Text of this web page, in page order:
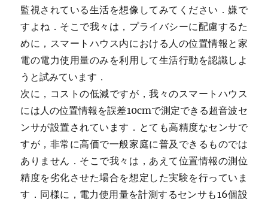
監視されている生活を想像してみてください．嫌で
すよね．そこで我々は，プライバシーに配慮するた
めに，スマートハウス内における人の位置情報と家
電の電力使用量のみを利用して生活行動を認識しよ
うと試みています．
次に，コストの低減ですが，我々のスマートハウス
には人の位置情報を誤差10cmで測定できる超音波セ
ンサが設置されています．とても高精度なセンサで
すが，非常に高価で一般家庭に普及できるものでは
ありません．そこで我々は，あえて位置情報の測位
精度を劣化させた場合を想定した実験を行っていま
す．同様に，電力使用量を計測するセンサも16個設